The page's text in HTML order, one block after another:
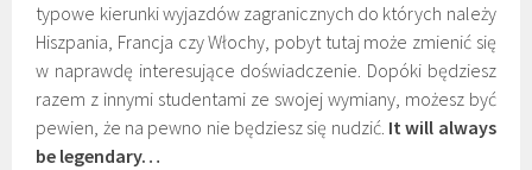
typowe kierunki wyjazdów zagranicznych do których należy
Hiszpania, Francja czy Włochy, pobyt tutaj może zmienić się
w naprawdę interesujące doświadczenie. Dopóki będziesz
razem z innymi studentami ze swojej wymiany, możesz być
pewien, że na pewno nie będziesz się nudzić. It will always
be legendary…